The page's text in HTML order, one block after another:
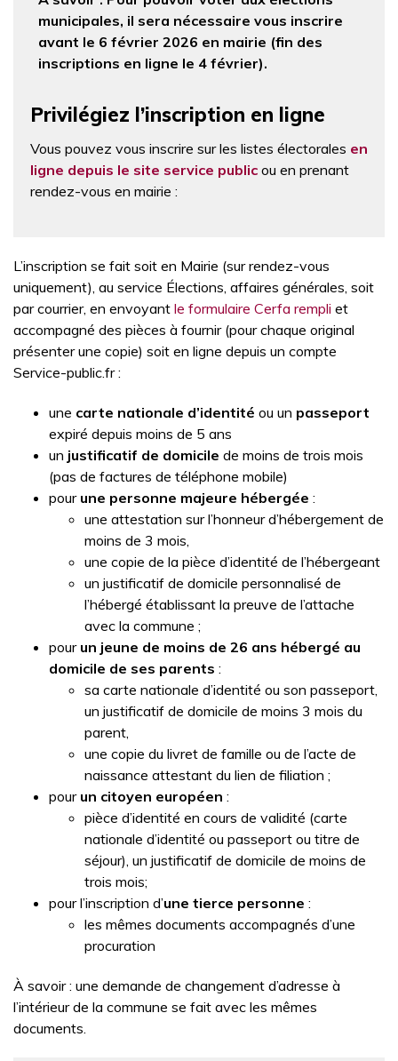
municipales, il sera nécessaire vous inscrire
avant le 6 février 2026 en mairie (fin des
inscriptions en ligne le 4 février).
Privilégiez l’inscription en ligne
Vous pouvez vous inscrire sur les listes électorales en
ligne depuis le site service public ou en prenant
rendez-vous en mairie :
L’inscription se fait soit en Mairie (sur rendez-vous
uniquement), au service Élections, affaires générales, soit
par courrier, en envoyant le formulaire Cerfa rempli et
accompagné des pièces à fournir (pour chaque original
présenter une copie) soit en ligne depuis un compte
Service-public.fr :
une carte nationale d’identité ou un passeport
expiré depuis moins de 5 ans
un justificatif de domicile de moins de trois mois
(pas de factures de téléphone mobile)
pourune personne majeure hébergée :
une attestation sur l’honneur d’hébergement de
moins de 3 mois,
une copie de la pièce d’identité de l’hébergeant
un justificatif de domicile personnalisé de
l’hébergé établissant la preuve de l’attache
avec la commune ;
pour un jeune de moins de 26 ans hébergé au
domicile de ses parents :
sa carte nationale d’identité ou son passeport,
un justificatif de domicile de moins 3 mois du
parent,
une copie du livret de famille ou de l’acte de
naissance attestant du lien de filiation ;
pour un citoyen européen :
pièce d’identité en cours de validité (carte
nationale d’identité ou passeport ou titre de
séjour), un justificatif de domicile de moins de
trois mois;
pour l’inscription d’une tierce personne :
les mêmes documents accompagnés d’une
procuration
À savoir : une demande de changement d’adresse à
l’intérieur de la commune se fait avec les mêmes
documents.